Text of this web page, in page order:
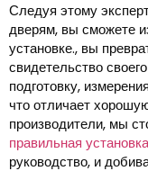
Следуя этому
дверям, вы сможете
установке., вы
свидетельство
подготовку,
что отличает
производители, мы
правильная установка
руководство, и